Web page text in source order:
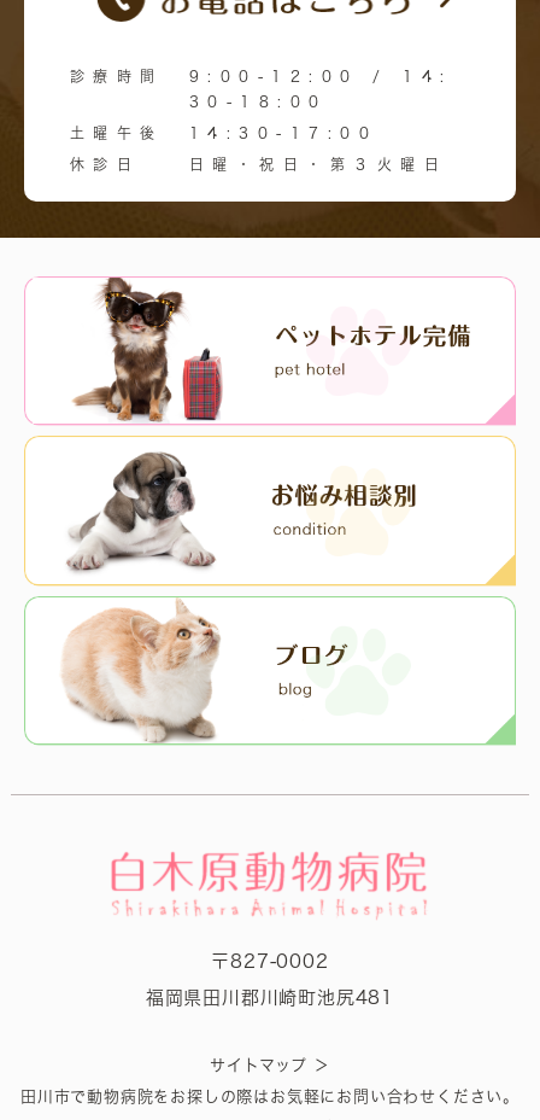
診療時間
9:00-12:00 / 14:
30-18:00
土曜午後 14:30-17:00
休診日 日曜・祝日・第３火曜日
〒827-0002
福岡県田川郡川崎町池尻481
サイトマップ ＞
田川市で動物病院をお探しの際はお気軽にお問い合わせください。